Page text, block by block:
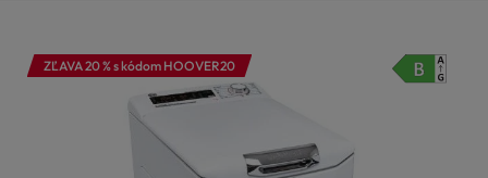
ZĽAVA 20 % s kódom HOOVER20